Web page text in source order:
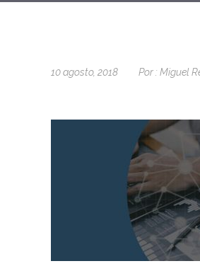
10 agosto, 2018 Por : Miguel